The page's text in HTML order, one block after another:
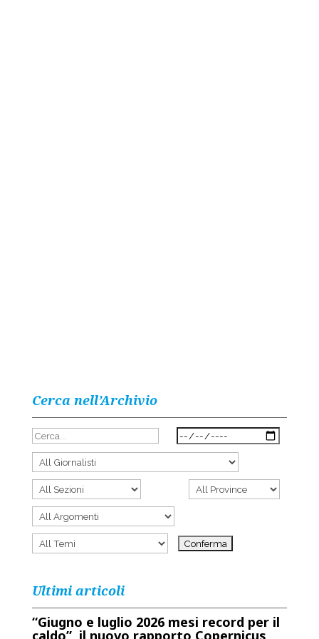
Cerca nell’Archivio
Ultimi articoli
“Giugno e luglio 2026 mesi record per il
caldo”, il nuovo rapporto Copernicus